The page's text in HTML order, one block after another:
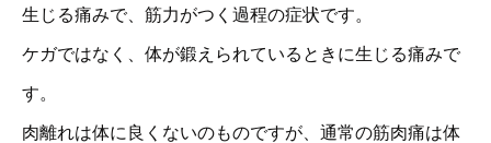
生じる痛みで、筋力がつく過程の症状です。
ケガではなく、体が鍛えられているときに生じる痛みで
す。
肉離れは体に良くないのものですが、通常の筋肉痛は体